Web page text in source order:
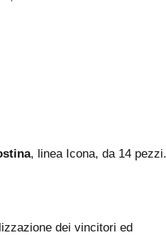
, linea Icona, da 14 pezzi.
dei vincitori ed